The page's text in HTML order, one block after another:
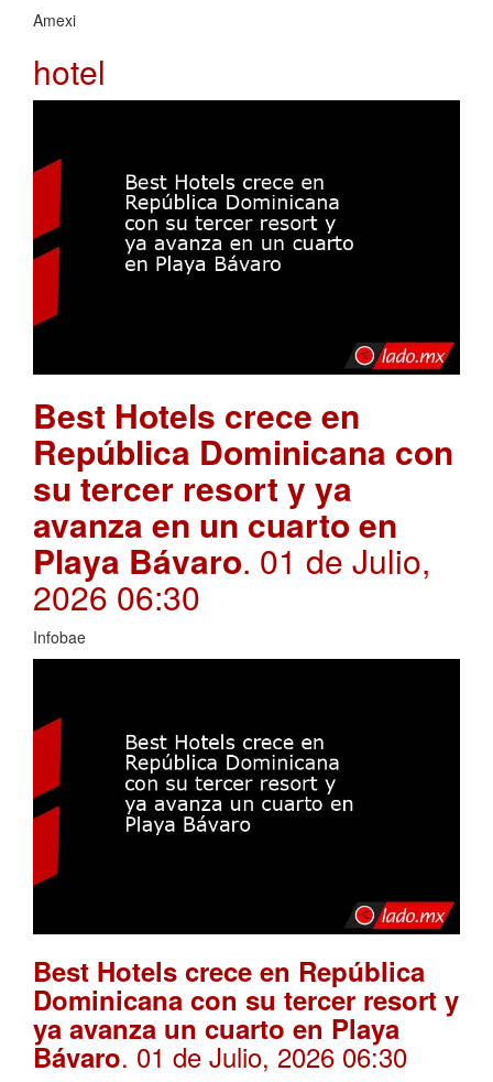
Amexi
hotel
Best Hotels crece en
República Dominicana con
su tercer resort y ya
avanza en un cuarto en
Playa Bávaro. 01 de Julio,
2026 06:30
Infobae
Best Hotels crece en República
Dominicana con su tercer resort y
ya avanza un cuarto en Playa
Bávaro. 01 de Julio, 2026 06:30